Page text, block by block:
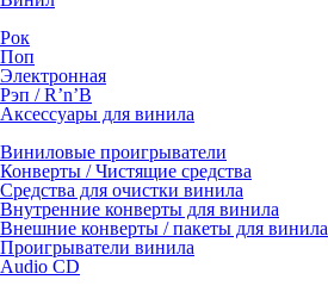
Рок
Поп
Электронная
Рэп / R’n’B
Аксессуары для винила
Виниловые проигрыватели
Конверты / Чистящие средства
Средства для очистки винила
Внутренние конверты для винила
Внешние конверты / пакеты для винила
Проигрыватели винила
Audio CD